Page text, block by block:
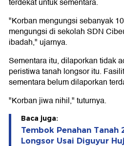
"Korban mengungsi sebanyak
mengungsi di sekolah SDN
ibadah," ujarnya.
Sementara itu, dilaporkan tidak
peristiwa tanah longsor itu.
sementara belum dilaporkan
"Korban jiwa nihil," tuturnya.
Baca juga:
Tembok Penahan
Longsor Usai Diguyur